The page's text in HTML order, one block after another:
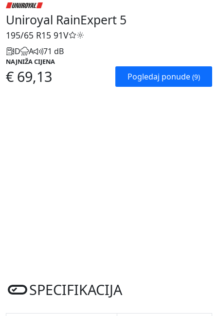
Uniroyal RainExpert 5
195/65 R15 91V
D A 71 dB
NAJNIŽA CIJENA
€ 69,13 Pogledaj ponude (9)
SPECIFIKACIJA